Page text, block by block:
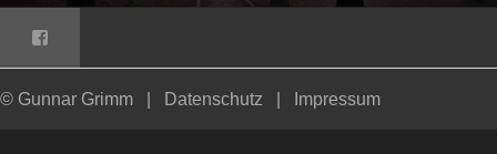
Facebook
© Gunnar Grimm | Datenschutz | Impressum